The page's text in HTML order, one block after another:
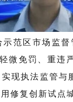
范区市场监
微免罚、重违
现执法监管
修复创新试点